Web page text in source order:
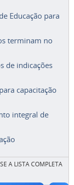
Educação para
terminam no
de indicações
capacitação
integral de
A LISTA COMPLETA